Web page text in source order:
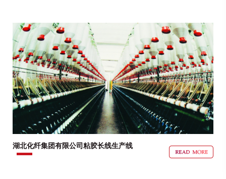
湖北化纤集团有限公司粘胶长线生产线